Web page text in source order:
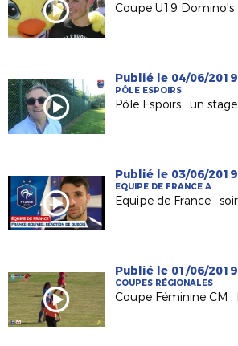
Publié le 04/06/2019
PÔLE ESPOIRS
Publié le 03/06/2019
EQUIPE DE FRANCE A
Publié le 01/06/2019
COUPES RÉGIONALES